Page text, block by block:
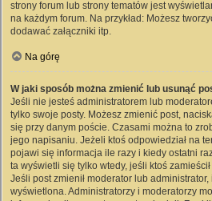
strony forum lub strony tematów jest
na każdym forum. Na przykład: Możesz
dodawać załączniki itp.
Na górę
W jaki sposób można zmienić lub usunąć
Jeśli nie jesteś administratorem lub
tylko swoje posty. Możesz zmienić post,
się przy danym poście. Czasami można to
jego napisaniu. Jeżeli ktoś odpowiedział na
pojawi się informacja ile razy i kiedy ostatni
ta wyświetli się tylko wtedy, jeśli ktoś
Jeśli post zmienił moderator lub
wyświetlona. Administratorzy i moderatorzy